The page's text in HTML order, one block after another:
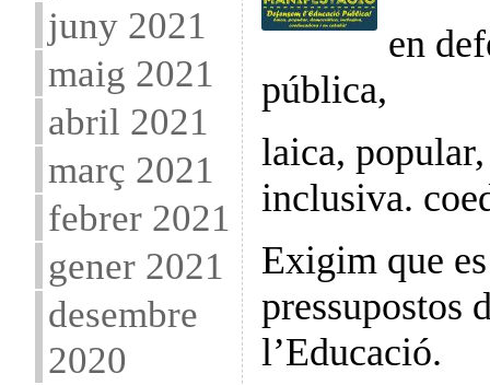
juny 2021
maig 2021
abril 2021
març 2021
febrer 2021
gener 2021
desembre
2020
en
pública,
laica,
inclusiva.
Exigim que
pressupostos
l’Educació.